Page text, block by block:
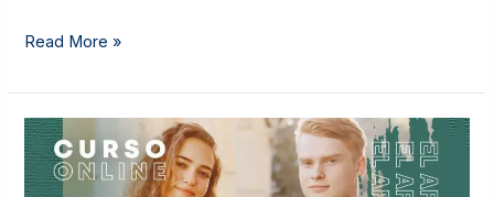
Read More »
EL
ARTE
DE